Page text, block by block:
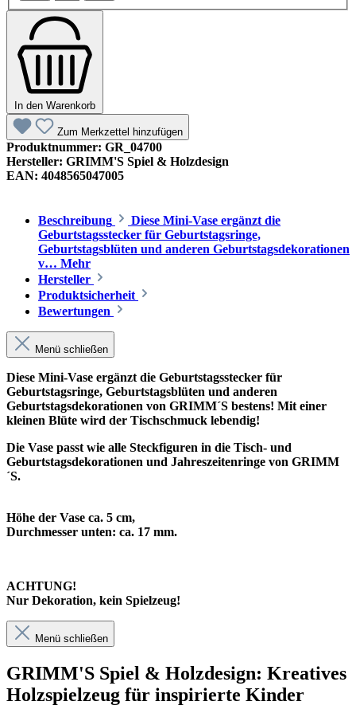
In den Warenkorb
Zum Merkzettel hinzufügen
Produktnummer: GR_04700
Hersteller: GRIMM'S Spiel & Holzdesign
EAN: 4048565047005
Beschreibung
Diese Mini-Vase ergänzt die
Geburtstagsstecker für Geburtstagsringe,
Geburtstagsblüten und anderen Geburtstagsdekorationen
v… Mehr
Hersteller
Produktsicherheit
Bewertungen
Menü schließen
Diese Mini-Vase ergänzt die Geburtstagsstecker für
Geburtstagsringe, Geburtstagsblüten und anderen
Geburtstagsdekorationen von GRIMM´S bestens! Mit einer
kleinen Blüte wird der Tischschmuck lebendig!
Die Vase passt wie alle Steckfiguren in die Tisch- und
Geburtstagsdekorationen und Jahreszeitenringe von GRIMM
´S.
Höhe der Vase ca. 5 cm,
Durchmesser unten: ca. 17 mm.
ACHTUNG!
Nur Dekoration, kein Spielzeug!
Menü schließen
GRIMM'S Spiel & Holzdesign: Kreatives
Holzspielzeug für inspirierte Kinder